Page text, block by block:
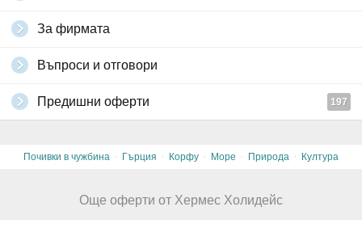
За фирмата
Въпроси и отговори
Предишни оферти 197
Почивки в чужбина · Гърция · Корфу · Море · Природа · Култура
Още оферти от Хермес Холидейс